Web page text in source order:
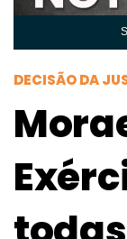
DECISÃO DA